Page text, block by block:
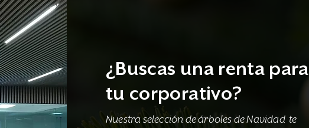
¿Buscas una renta para
tu corporativo?
Nuestra selección de árboles de Navidad te